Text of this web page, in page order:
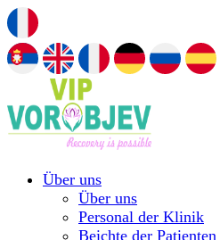
Über uns
Über uns
Personal der Klinik
Beichte der Patienten